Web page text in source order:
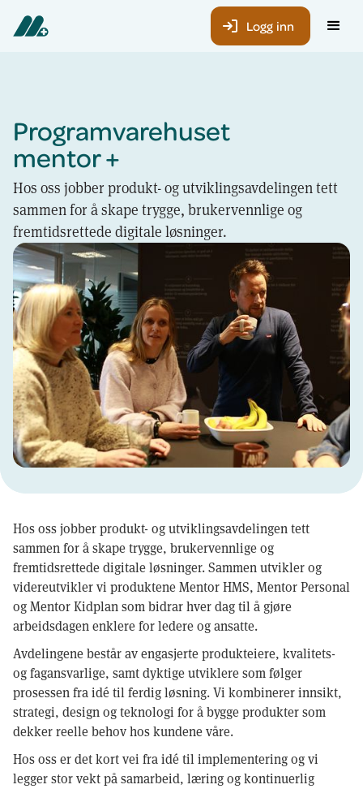
Logg inn
Programvarehuset
mentor +
Hos oss jobber produkt- og utviklingsavdelingen tett
sammen for å skape trygge, brukervennlige og
fremtidsrettede digitale løsninger.
Hos oss jobber produkt- og utviklingsavdelingen tett
sammen for å skape trygge, brukervennlige og
fremtidsrettede digitale løsninger. Sammen utvikler og
videreutvikler vi produktene Mentor HMS, Mentor Personal
og Mentor Kidplan som bidrar hver dag til å gjøre
arbeidsdagen enklere for ledere og ansatte.
Avdelingene består av engasjerte produkteiere, kvalitets-
og fagansvarlige, samt dyktige utviklere som følger
prosessen fra idé til ferdig løsning. Vi kombinerer innsikt,
strategi, design og teknologi for å bygge produkter som
dekker reelle behov hos kundene våre.
Hos oss er det kort vei fra idé til implementering og vi
legger stor vekt på samarbeid, læring og kontinuerlig